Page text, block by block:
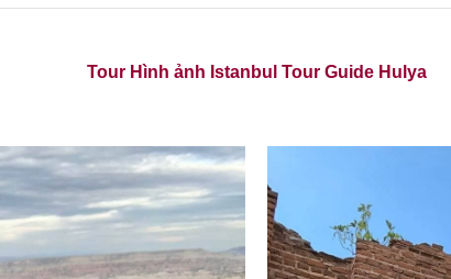
Tour Hình ảnh Istanbul Tour Guide Hulya